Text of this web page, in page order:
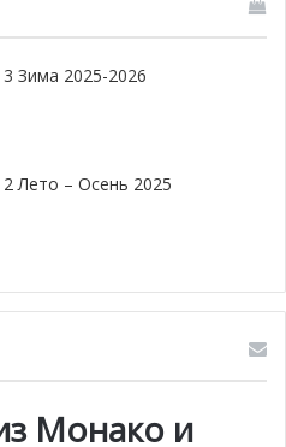
Зима 2025-2026
Лето – Осень 2025
Монако и